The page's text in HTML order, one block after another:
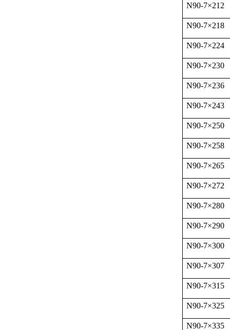
N90-7×212
N90-7×218
N90-7×224
N90-7×230
N90-7×236
N90-7×243
N90-7×250
N90-7×258
N90-7×265
N90-7×272
N90-7×280
N90-7×290
N90-7×300
N90-7×307
N90-7×315
N90-7×325
N90-7×335